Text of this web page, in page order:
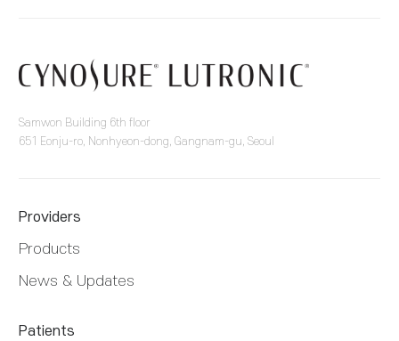
Samwon Building 6th floor
651 Eonju-ro, Nonhyeon-dong, Gangnam-gu, Seoul
Providers
Products
News & Updates
Patients